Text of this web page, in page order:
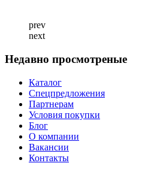
prev
next
Недавно просмотреные
Каталог
Спецпредложения
Партнерам
Условия покупки
Блог
О компании
Вакансии
Контакты